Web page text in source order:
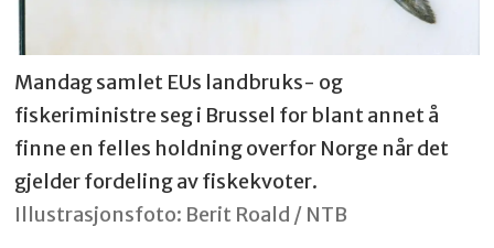
Mandag samlet EUs landbruks- og
fiskeriministre seg i Brussel for blant annet å
finne en felles holdning overfor Norge når det
gjelder fordeling av fiskekvoter.
Illustrasjonsfoto: Berit Roald / NTB